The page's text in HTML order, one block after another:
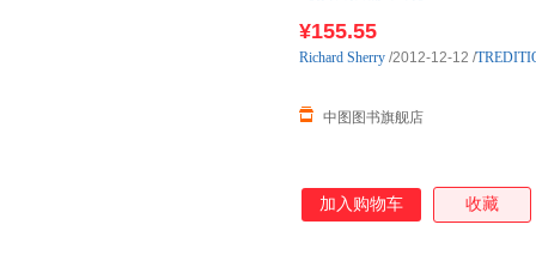
¥155.55
中图图书旗舰店
Richard Sherry /2012-12-12 /
加入购物车 收藏